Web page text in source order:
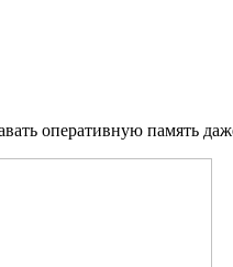
оперативную память